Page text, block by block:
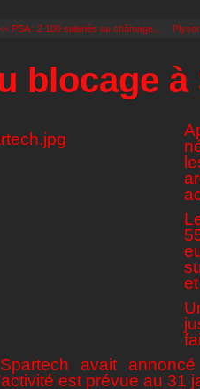
PSA : 2 100 salariés au chômage...
blocage à
avait
est prévue au 31